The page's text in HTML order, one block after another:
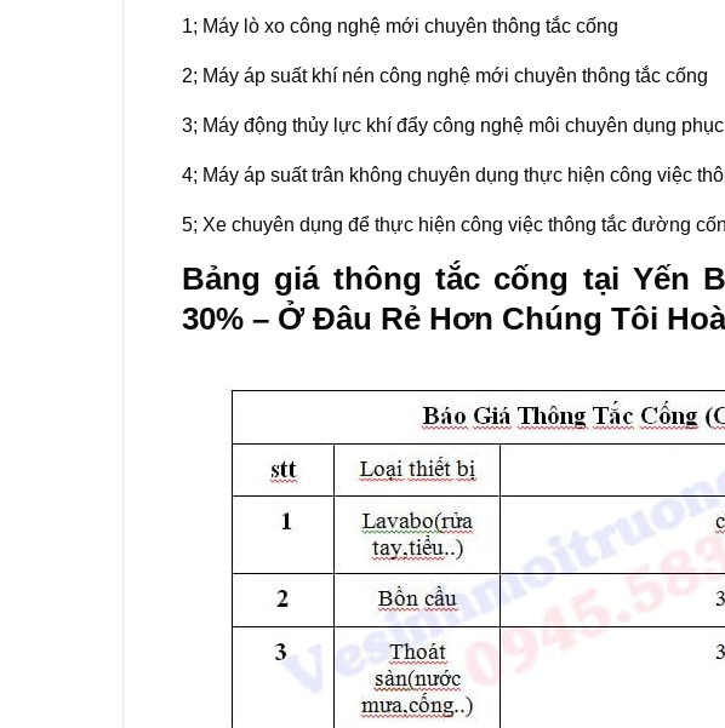
1; Máy lò xo công nghệ mới chuyên thông tắc cống
2; Máy áp suất khí nén công nghệ mới chuyên thông tắc cống
3; Máy động thủy lực khí đẩy công nghệ môi chuyên dụng
4; Máy áp suất trân không chuyên dụng thực hiện công việc
5; Xe chuyên dụng để thực hiện công việc thông tắc đường
Bảng giá thông tắc cống tại Yến
30% – Ở Đâu Rẻ Hơn Chúng Tôi